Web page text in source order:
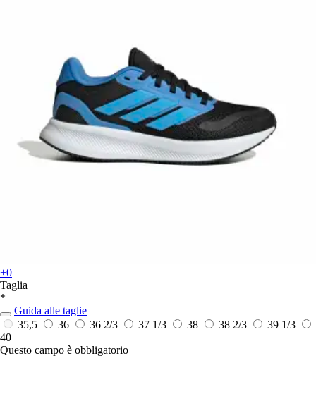
+0
Taglia
*
Guida alle taglie
35,5
36 36 2/3 37 1/3 38 38 2/3
39 1/3
40
Questo campo è obbligatorio